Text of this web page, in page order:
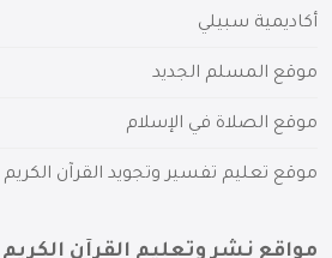
أكاديمية سبيلي
موقع المسلم الجديد
موقع الصلاة في الإسلام
موقع تعليم تفسير وتجويد القرآن الكريم
مواقع نشر وتعليم القرآن الكريم